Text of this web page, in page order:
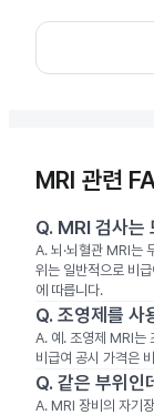
MRI 관련
Q. MRI 검사는
A. 뇌·뇌혈관 MRI는
위는 일반적으로 비
에 따릅니다.
Q. 조영제를 사
A. 예. 조영제 MRI는
비급여 공시 가격은
Q. 같은 부위인
A. MRI 장비의 자기